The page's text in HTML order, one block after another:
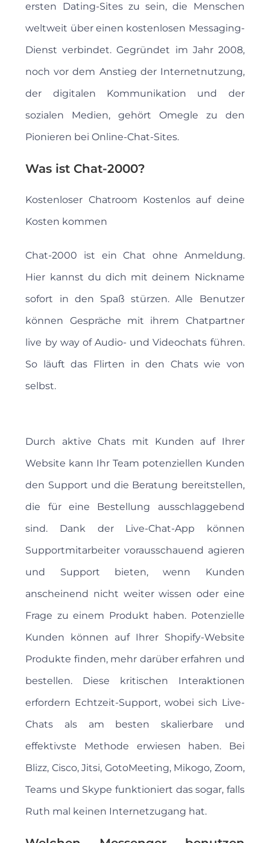
ersten Dating-Sites zu sein, die Menschen
weltweit über einen kostenlosen Messaging-
Dienst verbindet. Gegründet im Jahr 2008,
noch vor dem Anstieg der Internetnutzung,
der digitalen Kommunikation und der
sozialen Medien, gehört Omegle zu den
Pionieren bei Online-Chat-Sites.
Was ist Chat-2000?
Kostenloser Chatroom Kostenlos auf deine
Kosten kommen
Chat-2000 ist ein Chat ohne Anmeldung.
Hier kannst du dich mit deinem Nickname
sofort in den Spaß stürzen. Alle Benutzer
können Gespräche mit ihrem Chatpartner
live by way of Audio- und Videochats führen.
So läuft das Flirten in den Chats wie von
selbst.
Durch aktive Chats mit Kunden auf Ihrer
Website kann Ihr Team potenziellen Kunden
den Support und die Beratung bereitstellen,
die für eine Bestellung ausschlaggebend
sind. Dank der Live-Chat-App können
Supportmitarbeiter vorausschauend agieren
und Support bieten, wenn Kunden
anscheinend nicht weiter wissen oder eine
Frage zu einem Produkt haben. Potenzielle
Kunden können auf Ihrer Shopify-Website
Produkte finden, mehr darüber erfahren und
bestellen. Diese kritischen Interaktionen
erfordern Echtzeit-Support, wobei sich Live-
Chats als am besten skalierbare und
effektivste Methode erwiesen haben. Bei
Blizz, Cisco, Jitsi, GotoMee­ting, Mikogo, Zoom,
Teams und Skype funk­tioniert das sogar, falls
Ruth mal keinen Internet­zugang hat.